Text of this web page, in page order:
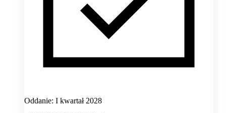
Oddanie: I kwartał 2028